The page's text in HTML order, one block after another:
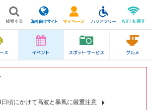
頃にかけて高波と暴風に厳重注意